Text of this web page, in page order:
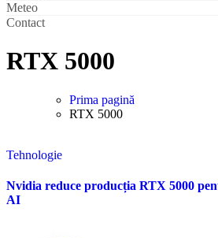
Meteo
Contact
RTX 5000
Prima pagină
RTX 5000
Tehnologie
Nvidia reduce producția RTX 5000
AI